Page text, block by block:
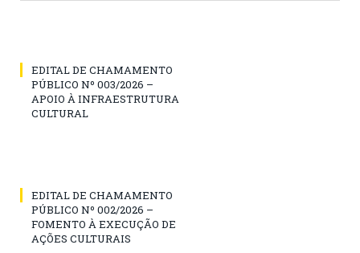
EDITAL DE CHAMAMENTO
PÚBLICO Nº 003/2026 –
APOIO À INFRAESTRUTURA
CULTURAL
EDITAL DE CHAMAMENTO
PÚBLICO Nº 002/2026 –
FOMENTO À EXECUÇÃO DE
AÇÕES CULTURAIS